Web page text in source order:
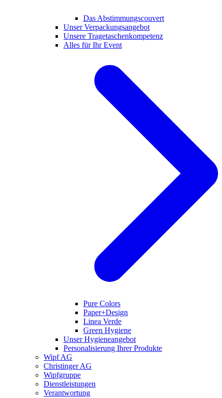
Das Abstimmungscouvert
Unser Verpackungsangebot
Unsere Tragetaschenkompetenz
Alles für Ihr Event
Pure Colors
Paper+Design
Linea Verde
Green Hygiene
Unser Hygieneangebot
Personalisierung Ihrer Produkte
Wipf AG
Christinger AG
Wipfgruppe
Dienstleistungen
Verantwortung